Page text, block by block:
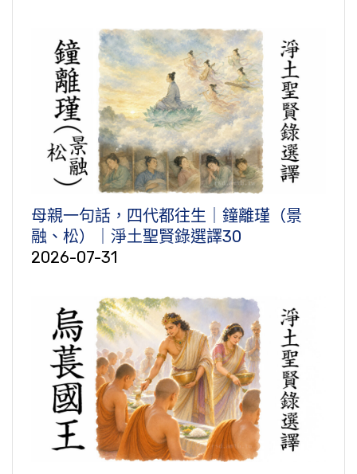
母親一句話，四代都往生｜鐘離瑾（景
融、松）｜淨土聖賢錄選譯30
2026-07-31